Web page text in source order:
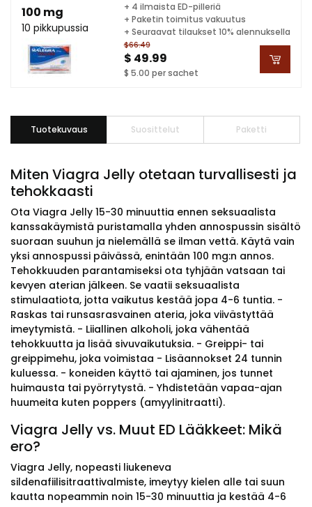
100 mg
10 pikkupussia
$66.49
$ 49.99
$ 5.00 per sachet
+ 4 ilmaista ED-pilleriä
+ Paketin toimitus vakuutus
+ Seuraavat tilaukset 10% alennuksella
Tuotekuvaus Suosittelut Paketti
Miten Viagra Jelly otetaan turvallisesti ja
tehokkaasti
Ota Viagra Jelly 15-30 minuuttia ennen seksuaalista
kanssakäymistä puristamalla yhden annospussin sisältö
suoraan suuhun ja nielemällä se ilman vettä. Käytä vain
yksi annospussi päivässä, enintään 100 mg:n annos.
Tehokkuuden parantamiseksi ota tyhjään vatsaan tai
kevyen aterian jälkeen. Se vaatii seksuaalista
stimulaatiota, jotta vaikutus kestää jopa 4-6 tuntia. -
Raskas tai runsasrasvainen ateria, joka viivästyttää
imeytymistä. - Liiallinen alkoholi, joka vähentää
tehokkuutta ja lisää sivuvaikutuksia. - Greippi- tai
greippimehu, joka voimistaa - Lisäannokset 24 tunnin
kuluessa. - koneiden käyttö tai ajaminen, jos tunnet
huimausta tai pyörrytystä. - Yhdistetään vapaa-ajan
huumeita kuten poppers (amyylinitraatti).
Viagra Jelly vs. Muut ED Lääkkeet: Mikä
ero?
Viagra Jelly, nopeasti liukeneva
sildenafiilisitraattivalmiste, imeytyy kielen alle tai suun
kautta nopeammin noin 15-30 minuuttia ja kestää 4-6